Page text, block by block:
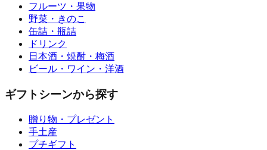
フルーツ・果物
野菜・きのこ
缶詰・瓶詰
ドリンク
日本酒・焼酎・梅酒
ビール・ワイン・洋酒
ギフトシーンから探す
贈り物・プレゼント
手土産
プチギフト